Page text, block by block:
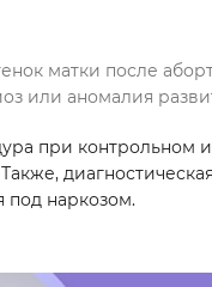
матки после
или аномалия
при контрольном
под наркозом.